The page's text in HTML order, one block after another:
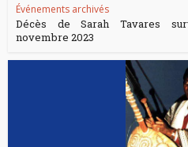
Événements archivés
Décès de Sarah Tavares
novembre 2023